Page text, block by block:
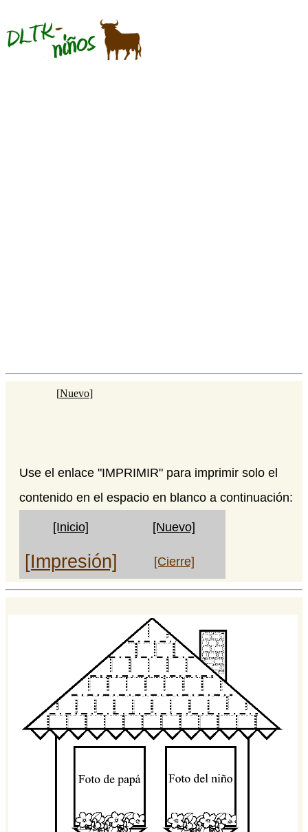
[Nuevo]
Use el enlace "IMPRIMIR" para imprimir solo el
contenido en el espacio en blanco a continuación:
[Inicio] [Nuevo]
[Impresión] [Cierre]